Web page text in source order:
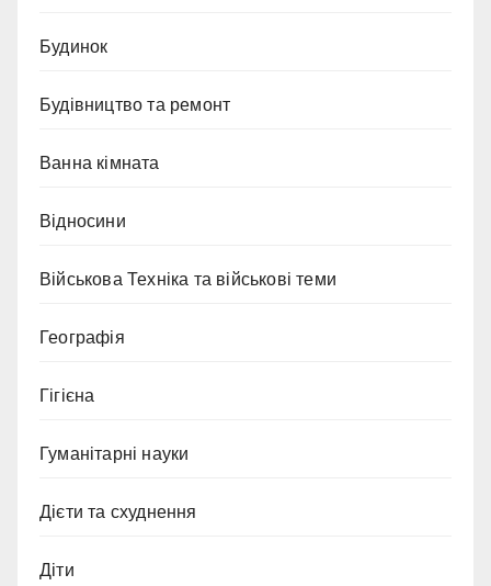
Будинок
Будівництво та ремонт
Ванна кімната
Відносини
Військова Техніка та військові теми
Географія
Гігієна
Гуманітарні науки
Дієти та схуднення
Діти